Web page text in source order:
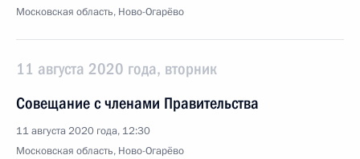
Московская область, Ново-Огарёво
11 августа 2020 года, вторник
Совещание с членами Правительства
11 августа 2020 года, 12:30
Московская область, Ново-Огарёво